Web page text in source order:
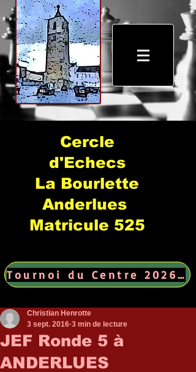
Cercle
d'Echecs
La Bourlette
Anderlues
Matricule 525
Tournoi du Centre 2026 →
JEF Ronde 5 à
ANDERLUES
Christian Henrotte
3 sept. 2016 3 min de lecture